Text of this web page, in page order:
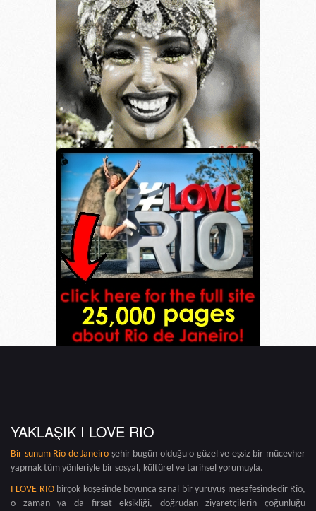
YAKLAŞIK I LOVE RIO
Bir sunum Rio de Janeiro şehir bugün olduğu o güzel ve eşsiz bir mücevher
yapmak tüm yönleriyle bir sosyal, kültürel ve tarihsel yorumuyla.
I LOVE RIObirçok köşesinde boyunca sanal bir yürüyüş mesafesindedir Rio,
o zaman ya da fırsat eksikliği, doğrudan ziyaretçilerin çoğunluğu